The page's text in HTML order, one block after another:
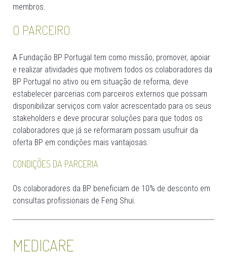
membros.
O PARCEIRO
A Fundação BP Portugal tem como missão, promover, apoiar
e realizar atividades que motivem todos os colaboradores da
BP Portugal no ativo ou em situação de reforma, deve
estabelecer parcerias com parceiros externos que possam
disponibilizar serviços com valor acrescentado para os seus
stakeholders e deve procurar soluções para que todos os
colaboradores que já se reformaram possam usufruir da
oferta BP em condições mais vantajosas.
CONDIÇÕES DA PARCERIA
Os colaboradores da BP beneficiam de 10% de desconto em
consultas profissionais de Feng Shui.
MEDICARE